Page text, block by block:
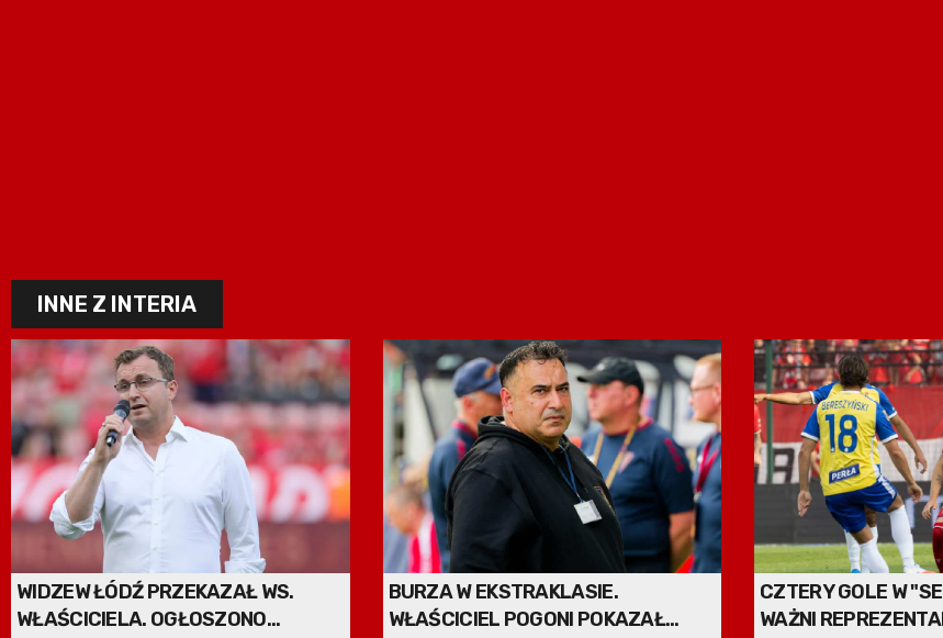
INNE Z INTERIA
WIDZEW ŁÓDŹ PRZEKAZAŁ WS.
WŁAŚCICIELA. OGŁOSZONO
BURZA W EKSTRAKLASIE.
WŁAŚCICIEL POGONI POKAZAŁ
CZTERY GOLE W
WAŻNI